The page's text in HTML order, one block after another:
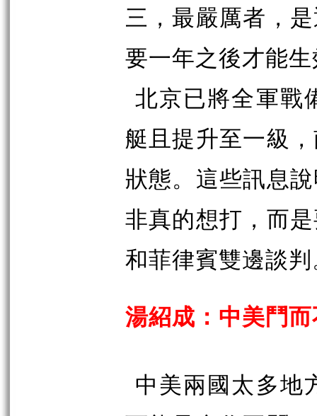
三，最嚴厲者，
要一年之後才能
北京已將全軍戰
艇且提升至一級
狀態。這些訊息
非真的想打，而
和菲律賓雙邊談
湯紹成：中美鬥
中美兩國太多地